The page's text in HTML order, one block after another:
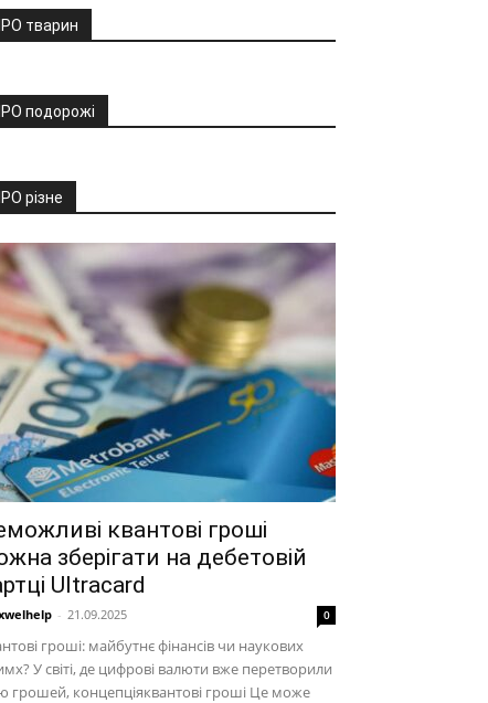
тварин
подорожі
різне
квантові гроші
зберігати на дебетовій
Ultracard
- 21.09.2025 0
гроші: майбутнє фінансів чи наукових
У світі, де цифрові валюти вже перетворили
грошей, концепціяквантові гроші Це може